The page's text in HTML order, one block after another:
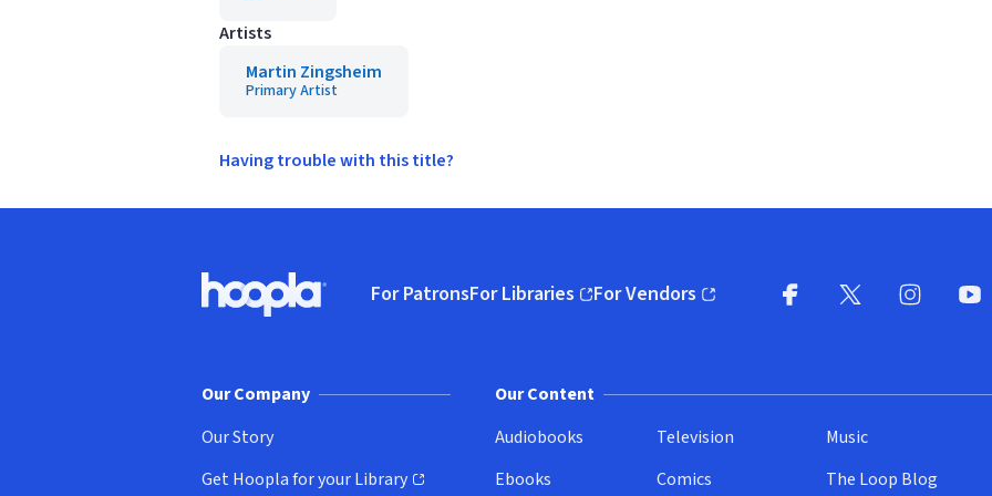
Artists
Martin Zingsheim
Primary Artist
Having trouble with this title?
Hoopla logo, Go to homepage
For PatronsFor Libraries
(opens in new window)
For Vendors
(opens in new window)
Our Company
Our Story
Get Hoopla for your Library
(opens in new window)
Our Content
Audiobooks
Ebooks
Television
Comics
Music
The Loop Blog